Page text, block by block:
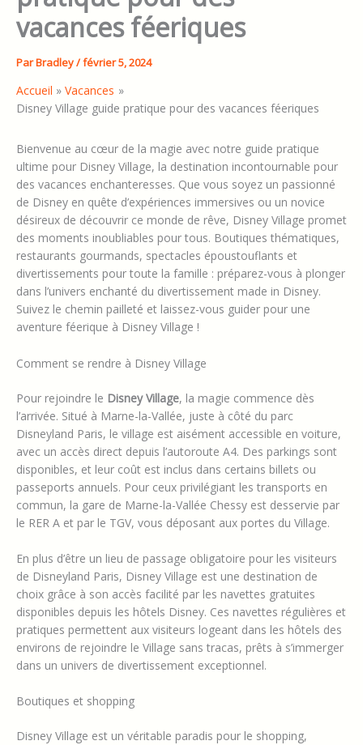
vacances féeriques
ParBradley/février 5, 2024
Accueil
Vacances
Disney Village guide pratique pour des vacances féeriques
Bienvenue au cœur de la magie avec notre guide pratique
ultime pour Disney Village, la destination incontournable pour
des vacances enchanteresses. Que vous soyez un passionné
de Disney en quête d’expériences immersives ou un novice
désireux de découvrir ce monde de rêve, Disney Village promet
des moments inoubliables pour tous. Boutiques thématiques,
restaurants gourmands, spectacles époustouflants et
divertissements pour toute la famille : préparez-vous à plonger
dans l’univers enchanté du divertissement made in Disney.
Suivez le chemin pailleté et laissez-vous guider pour une
aventure féerique à Disney Village !
Comment se rendre à Disney Village
Pour rejoindre le Disney Village, la magie commence dès
l’arrivée. Situé à Marne-la-Vallée, juste à côté du parc
Disneyland Paris, le village est aisément accessible en voiture,
avec un accès direct depuis l’autoroute A4. Des parkings sont
disponibles, et leur coût est inclus dans certains billets ou
passeports annuels. Pour ceux privilégiant les transports en
commun, la gare de Marne-la-Vallée Chessy est desservie par
le RER A et par le TGV, vous déposant aux portes du Village.
En plus d’être un lieu de passage obligatoire pour les visiteurs
de Disneyland Paris, Disney Village est une destination de
choix grâce à son accès facilité par les navettes gratuites
disponibles depuis les hôtels Disney. Ces navettes régulières et
pratiques permettent aux visiteurs logeant dans les hôtels des
environs de rejoindre le Village sans tracas, prêts à s’immerger
dans un univers de divertissement exceptionnel.
Boutiques et shopping
Disney Village est un véritable paradis pour le shopping,